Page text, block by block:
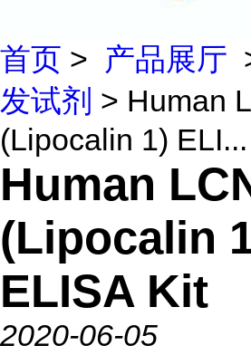
首页 > 产品展厅
发试剂 > Human
(Lipocalin 1) ELI...
Human
(Lipocalin
ELISA Kit
2020-06-05